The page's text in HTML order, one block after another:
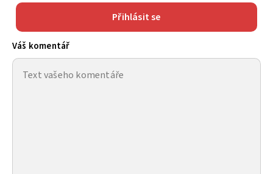
Přihlásit se
Váš komentář